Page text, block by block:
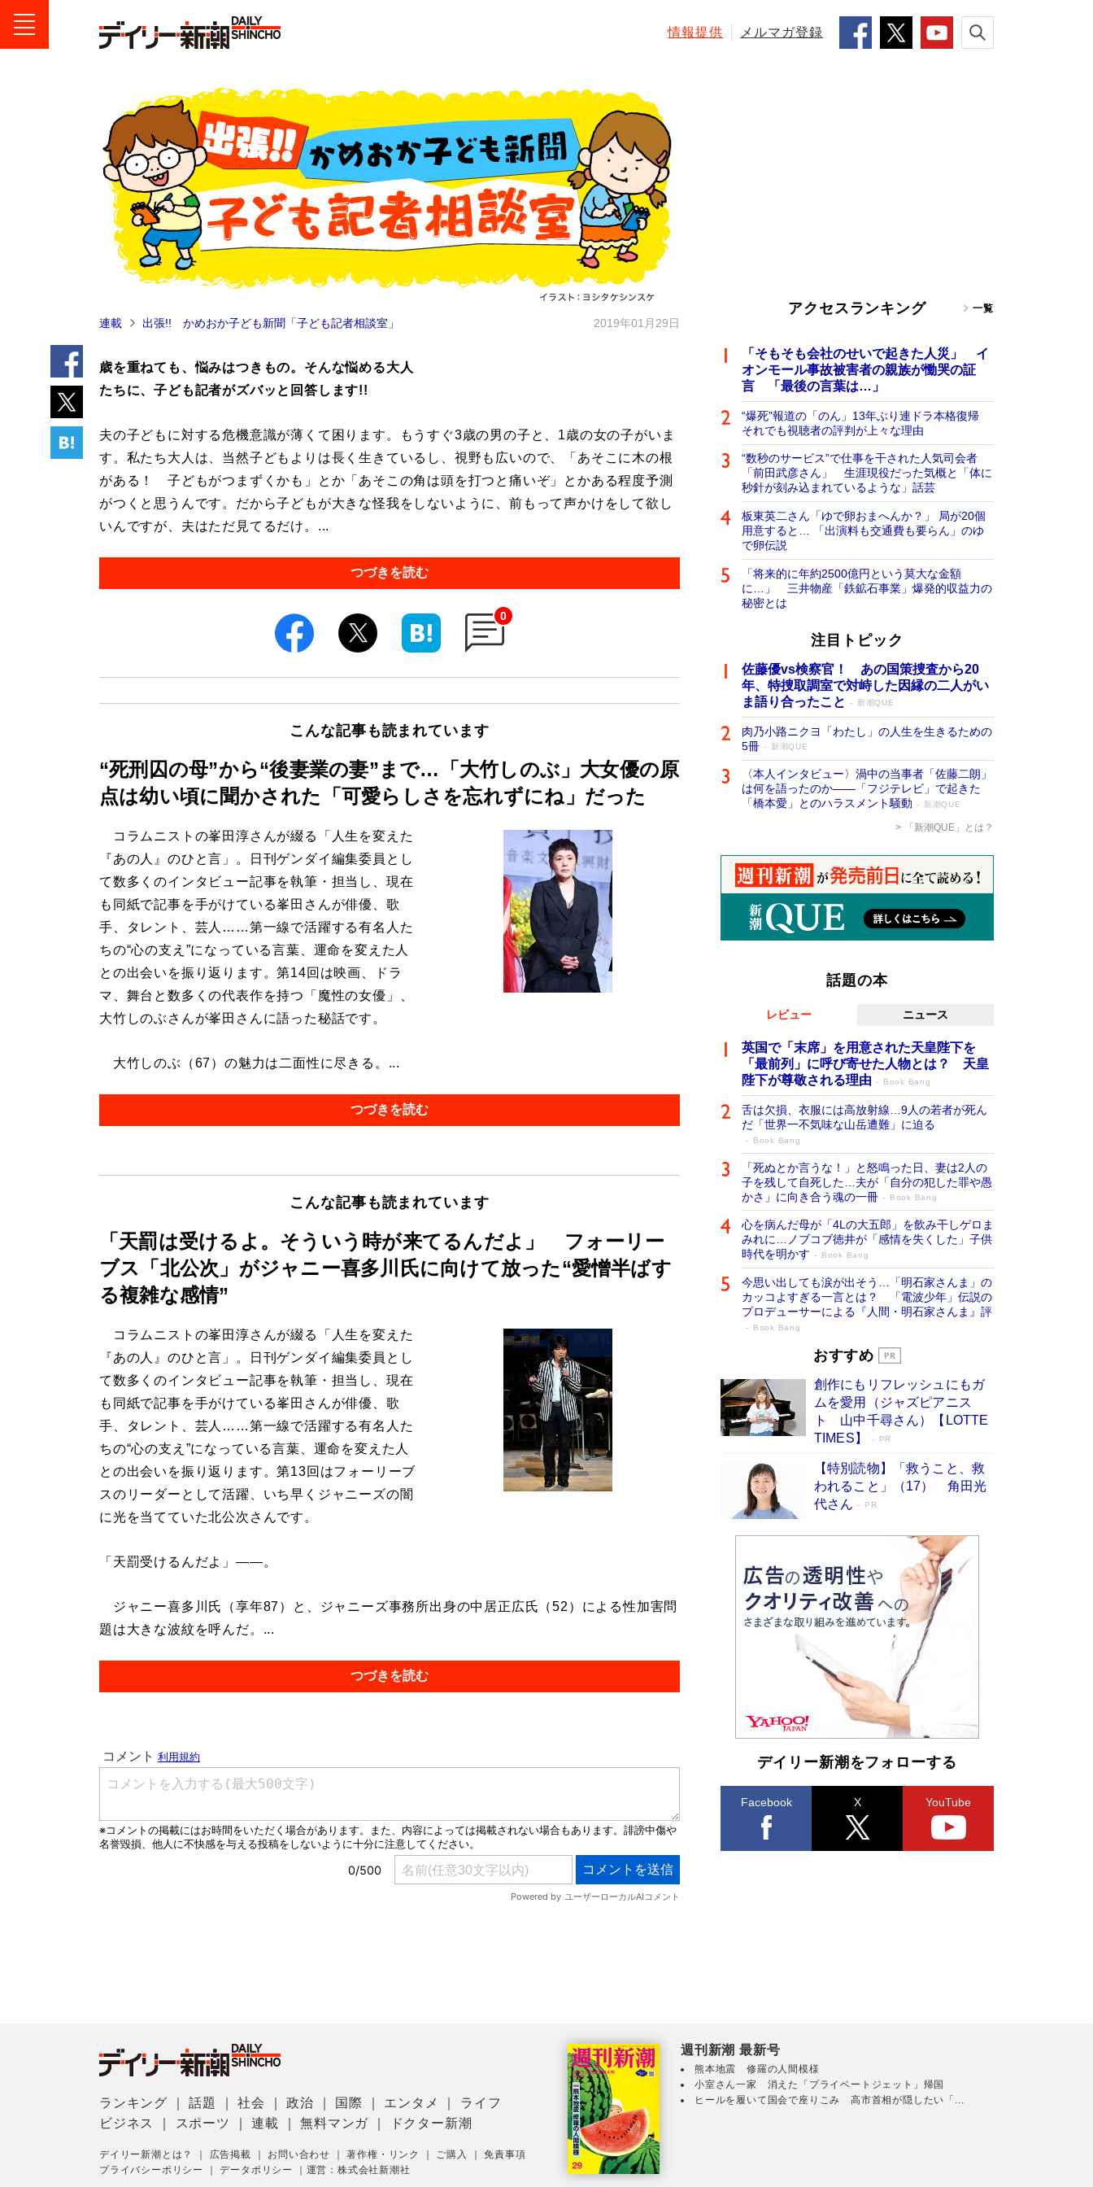
情報提供 メルマガ登録
連載 出張!! かめおか子ども新聞「子ども記者相談室」 2019年01月29日
歳を重ねても、悩みはつきもの。そんな悩める大人
たちに、子ども記者がズバッと回答します!!
夫の子どもに対する危機意識が薄くて困ります。もうすぐ3歳の男の子と、1歳の女の子がいま
す。私たち大人は、当然子どもよりは長く生きているし、視野も広いので、「あそこに木の根
がある！ 子どもがつまずくかも」とか「あそこの角は頭を打つと痛いぞ」とかある程度予測
がつくと思うんです。だから子どもが大きな怪我をしないように、前もって声かけをして欲し
いんですが、夫はただ見てるだけ。...
つづきを読む
0
こんな記事も読まれています
“死刑囚の母”から“後妻業の妻”まで…「大竹しのぶ」大女優の原
点は幼い頃に聞かされた「可愛らしさを忘れずにね」だった
コラムニストの峯田淳さんが綴る「人生を変えた
『あの人』のひと言」。日刊ゲンダイ編集委員とし
て数多くのインタビュー記事を執筆・担当し、現在
も同紙で記事を手がけている峯田さんが俳優、歌
手、タレント、芸人……第一線で活躍する有名人た
ちの“心の支え”になっている言葉、運命を変えた人
との出会いを振り返ります。第14回は映画、ドラ
マ、舞台と数多くの代表作を持つ「魔性の女優」、
大竹しのぶさんが峯田さんに語った秘話です。
大竹しのぶ（67）の魅力は二面性に尽きる。...
つづきを読む
こんな記事も読まれています
「天罰は受けるよ。そういう時が来てるんだよ」 フォーリー
ブス「北公次」がジャニー喜多川氏に向けて放った“愛憎半ばす
る複雑な感情”
コラムニストの峯田淳さんが綴る「人生を変えた
『あの人』のひと言」。日刊ゲンダイ編集委員とし
て数多くのインタビュー記事を執筆・担当し、現在
も同紙で記事を手がけている峯田さんが俳優、歌
手、タレント、芸人……第一線で活躍する有名人た
ちの“心の支え”になっている言葉、運命を変えた人
との出会いを振り返ります。第13回はフォーリーブ
スのリーダーとして活躍、いち早くジャニーズの闇
に光を当てていた北公次さんです。
「天罰受けるんだよ」――。
ジャニー喜多川氏（享年87）と、ジャニーズ事務所出身の中居正広氏（52）による性加害問
題は大きな波紋を呼んだ。...
つづきを読む
アクセスランキング 一覧
「そもそも会社のせいで起きた人災」 イ
オンモール事故被害者の親族が慟哭の証
言 「最後の言葉は…」
“爆死”報道の「のん」13年ぶり連ドラ本格復帰
それでも視聴者の評判が上々な理由
“数秒のサービス”で仕事を干された人気司会者
「前田武彦さん」 生涯現役だった気概と「体に
秒針が刻み込まれているような」話芸
板東英二さん「ゆで卵おまへんか？」 局が20個
用意すると… 「出演料も交通費も要らん」のゆ
で卵伝説
「将来的に年約2500億円という莫大な金額
に…」 三井物産「鉄鉱石事業」爆発的収益力の
秘密とは
注目トピック
佐藤優vs検察官！ あの国策捜査から20
年、特捜取調室で対峙した因縁の二人がい
ま語り合ったこと
新潮QUE
肉乃小路ニクヨ「わたし」の人生を生きるための
5冊
新潮QUE
〈本人インタビュー〉渦中の当事者「佐藤二朗」
は何を語ったのか――「フジテレビ」で起きた
「橋本愛」とのハラスメント騒動
新潮QUE
「新潮QUE」とは？
話題の本
レビュー ニュース
英国で「末席」を用意された天皇陛下を
「最前列」に呼び寄せた人物とは？ 天皇
陛下が尊敬される理由
Book Bang
舌は欠損、衣服には高放射線…9人の若者が死ん
だ「世界一不気味な山岳遭難」に迫る
Book Bang
「死ぬとか言うな！」と怒鳴った日、妻は2人の
子を残して自死した…夫が「自分の犯した罪や愚
かさ」に向き合う魂の一冊
Book Bang
心を病んだ母が「4Lの大五郎」を飲み干しゲロま
みれに…ノブコブ徳井が「感情を失くした」子供
時代を明かす
Book Bang
今思い出しても涙が出そう…「明石家さんま」の
カッコよすぎる一言とは？ 「電波少年」伝説の
プロデューサーによる『人間・明石家さんま』評
Book Bang
「宇宙兄弟」最終46巻がベストセラー1
物語に幕 特装版には「宇宙で描かれたマ
ンガ」も収録
Book Bang
美輪明宏 晩年の回答を集めた『ほほえんで生き
るための人生相談』がランクイン［エンターテイ
メントベストセラー］
Book Bang
「『火垂るの墓』は、大嘘である」原作者が抱き
続けた“自責の念”とは…「自己憐憫は描きたくな
い」監督が徹底的にこだわったこと（後編） #
戦争の記憶
Book Bang
皇室はなぜ世界から尊敬されているのか？ 「天
皇陛下はお元気でおられるか」がサウジ国王の第
一声になる理由
Book Bang
東野圭吾、伊坂幸太郎の人気シリーズ最新作どち
らも文庫化 映画化された直木賞受賞作もランク
イン［文庫ベストセラー］
Book Bang
おすすめ
創作にもリフレッシュにもガ
ムを愛用（ジャズピアニス
ト 山中千尋さん）【LOTTE
TIMES】
PR
【特別読物】「救うこと、救
われること」（17） 角田光
代さん
PR
デイリー新潮をフォローする
Facebook X YouTube
ランキング ｜話題 ｜社会 ｜政治 国際 エンタメ
ライフ
ビジネス
スポーツ ｜連載 ｜無料マンガ ドクター新潮
デイリー新潮とは？ ｜ 広告掲載 ｜ お問い合わせ ｜著作権・リンク ｜ ご購入 ｜免責事項
プライバシーポリシー
｜データポリシー ｜ 運営：株式会社新潮社
週刊新潮 最新号
熊本地震 修羅の人間模様
小室さん一家 消えた「プライベートジェット」帰国
ヒールを履いて国会で座りこみ 高市首相が隠したい「...